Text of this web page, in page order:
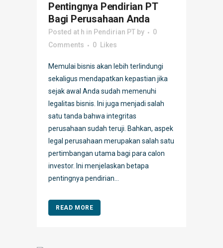
Pentingnya Pendirian PT
Bagi Perusahaan Anda
Posted at h in Pendirian PT by
0
Comments
0 Likes
Memulai bisnis akan lebih terlindungi
sekaligus mendapatkan kepastian jika
sejak awal Anda sudah memenuhi
legalitas bisnis. Ini juga menjadi salah
satu tanda bahwa integritas
perusahaan sudah teruji. Bahkan, aspek
legal perusahaan merupakan salah satu
pertimbangan utama bagi para calon
investor. Ini menjelaskan betapa
pentingnya pendirian...
READ MORE